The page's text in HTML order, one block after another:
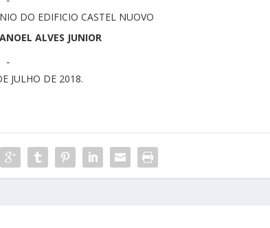
DO EDIFICIO CASTEL NUOVO
ALVES JUNIOR
JULHO DE 2018.